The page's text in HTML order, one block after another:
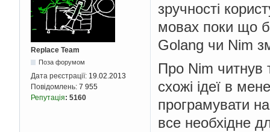
Replace Team
Поза форумом
Дата реєстрації: 19.02.2013
Повідомлень: 7 955
Репутація: 5160
зручності
мовах поки що
Golang чи Nim
Про Nim читнув
схожі ідеї в
програмувати
все необхідне